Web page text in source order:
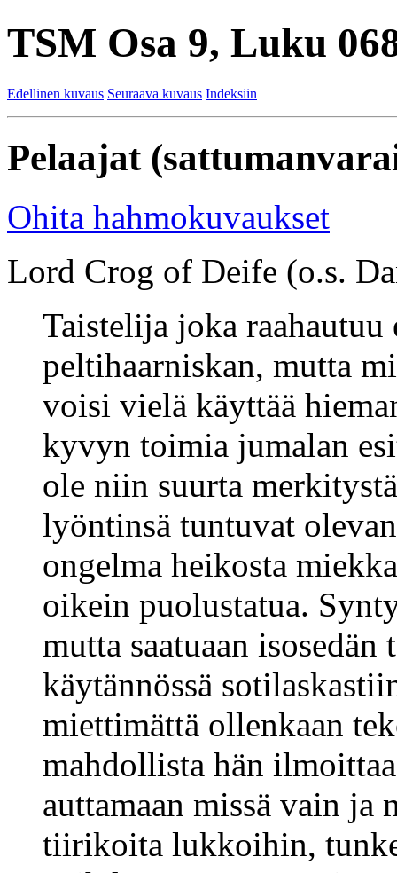
TSM Osa 9, Luku
Edellinen kuvaus Seuraava kuvaus Indeksiin
Pelaajat
Ohita hahmokuvaukset
Lord Crog of Deife (o.s.
Taistelija joka raahautuu
peltihaarniskan, mutta
voisi vielä käyttää
kyvyn toimia jumalan
ole niin suurta
lyöntinsä tuntuvat
ongelma heikosta
oikein puolustatua.
mutta saatuaan
käytännössä
miettimättä ollenkaan
mahdollista hän
auttamaan missä vain ja
tiirikoita lukkoihin,